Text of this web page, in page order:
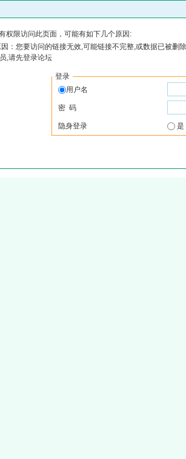
权限访问此页面，可能有如下几个原因:
：您要访问的链接无效,可能链接不完整,或数据已被删
,请先登录论坛
登录
用户名
密 码
隐身登录